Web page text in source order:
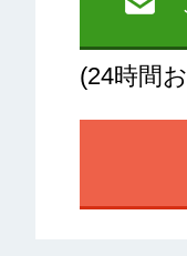
(24時間